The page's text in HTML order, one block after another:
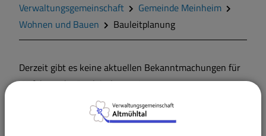
Zahlen und Daten
Verwaltungsgemeinschaft
Gemeinde Meinheim
Wohnen und Bauen
Bauleitplanung
Derzeit gibt es keine aktuellen Bekanntmachungen für
Verfahren der Bauleitplanung!